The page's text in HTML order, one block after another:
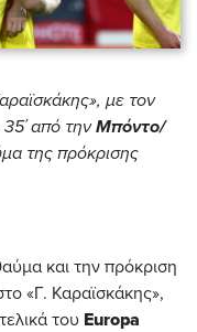
με τον
από τηνΜπόντο/
της πρόκρισης
και την πρόκριση
«Γ. Καραϊσκάκης»,
του Europa